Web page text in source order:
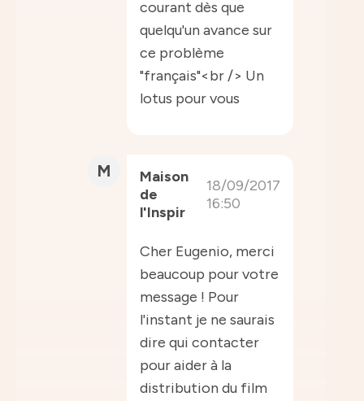
courant dès que
quelqu'un avance sur
ce problème
"français"<br /> Un
lotus pour vous
M
Maison
de
l'Inspir
18/09/2017
16:50
Cher Eugenio, merci
beaucoup pour votre
message ! Pour
l'instant je ne saurais
dire qui contacter
pour aider à la
distribution du film